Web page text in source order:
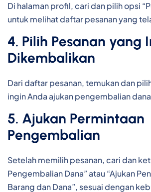
Di halaman profil, cari dan pilih opsi
untuk melihat daftar pesanan yang
4. Pilih Pesanan yang
Dikembalikan
Dari daftar pesanan, temukan dan
ingin Anda ajukan pengembalian
5. Ajukan Permintaan
Pengembalian
Setelah memilih pesanan, cari dan
Pengembalian Dana” atau “Ajukan
Barang dan Dana”, sesuai dengan